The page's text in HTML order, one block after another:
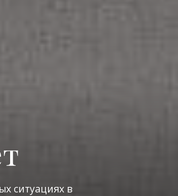
ситуациях в